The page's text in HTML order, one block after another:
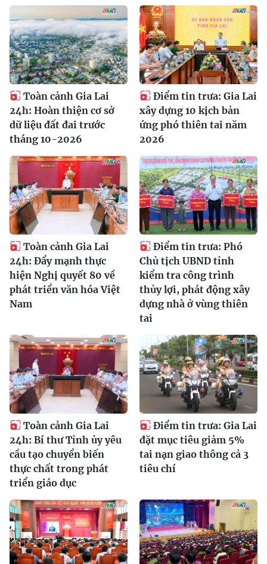
Toàn cảnh Gia Lai
24h: Hoàn thiện cơ sở
dữ liệu đất đai trước
tháng 10-2026
Điểm tin trưa: Gia Lai
xây dựng 10 kịch bản
ứng phó thiên tai năm
2026
Toàn cảnh Gia Lai
24h: Đẩy mạnh thực
hiện Nghị quyết 80 về
phát triển văn hóa Việt
Nam
Điểm tin trưa: Phó
Chủ tịch UBND tỉnh
kiểm tra công trình
thủy lợi, phát động xây
dựng nhà ở vùng thiên
tai
Toàn cảnh Gia Lai
24h: Bí thư Tỉnh ủy yêu
cầu tạo chuyển biến
thực chất trong phát
triển giáo dục
Điểm tin trưa: Gia Lai
đặt mục tiêu giảm 5%
tai nạn giao thông cả 3
tiêu chí